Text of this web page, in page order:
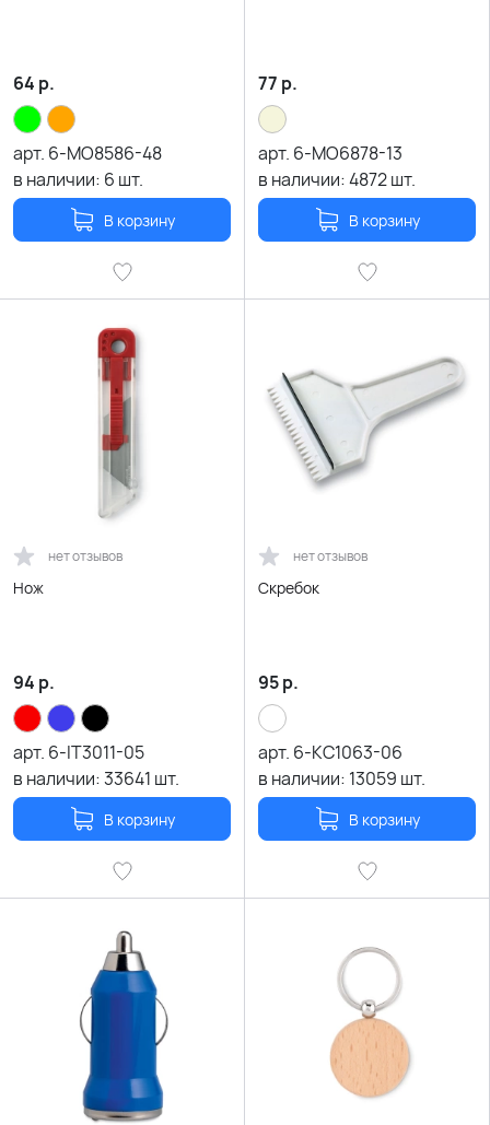
64 р.
арт. 6-MO8586-48
в наличии: 6 шт.
В корзину
77 р.
арт. 6-MO6878-13
в наличии:4872шт.
В корзину
нет отзывов
Нож
94 р.
арт. 6-IT3011-05
в наличии:33641 шт.
В корзину
нет отзывов
Скребок
95р.
арт. 6-KC1063-06
в наличии: 13059 шт.
В корзину